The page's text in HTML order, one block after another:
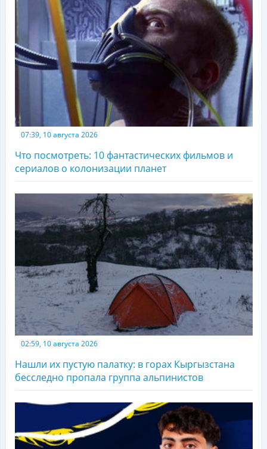
07:39, 10 августа 2026
Что посмотреть: 10 фантастических фильмов и
сериалов о колонизации планет
02:59, 10 августа 2026
Нашли их пустую палатку: в горах Кыргызстана
бесследно пропала группа альпинистов